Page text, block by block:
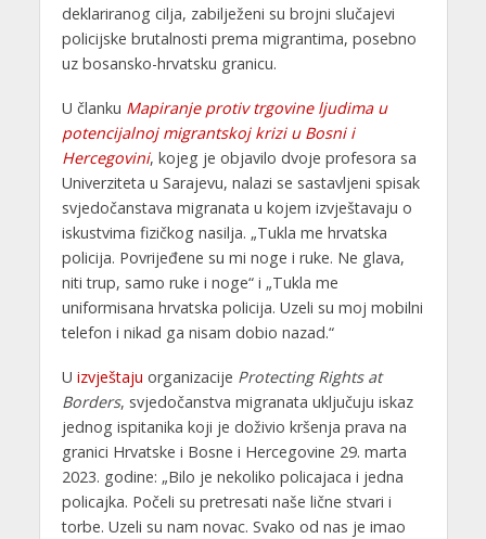
deklariranog cilja, zabilježeni su brojni slučajevi
policijske brutalnosti prema migrantima, posebno
uz bosansko-hrvatsku granicu.
U članku Mapiranje protiv trgovine ljudima u
potencijalnoj migrantskoj krizi u Bosni i
Hercegovini, kojeg je objavilo dvoje profesora sa
Univerziteta u Sarajevu, nalazi se sastavljeni spisak
svjedočanstava migranata u kojem izvještavaju o
iskustvima fizičkog nasilja. „Tukla me hrvatska
policija. Povrijeđene su mi noge i ruke. Ne glava,
niti trup, samo ruke i noge“ i „Tukla me
uniformisana hrvatska policija. Uzeli su moj mobilni
telefon i nikad ga nisam dobio nazad.“
U izvještaju organizacije Protecting Rights at
Borders, svjedočanstva migranata uključuju iskaz
jednog ispitanika koji je doživio kršenja prava na
granici Hrvatske i Bosne i Hercegovine 29. marta
2023. godine: „Bilo je nekoliko policajaca i jedna
policajka. Počeli su pretresati naše lične stvari i
torbe. Uzeli su nam novac. Svako od nas je imao